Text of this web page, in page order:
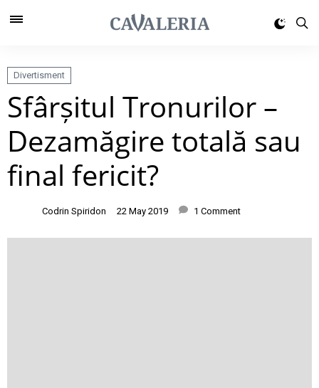
Divertisment
Sfârșitul Tronurilor –
Dezamăgire totală sau
final fericit?
Codrin Spiridon 22 May 2019 1 Comment